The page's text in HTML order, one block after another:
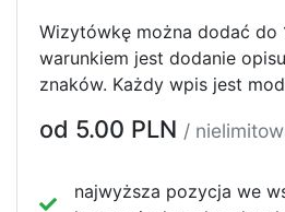
Wizytówkę można dodać do
warunkiem jest dodanie
znaków. Każdy wpis jest
od 5.00 PLN /
najwyższa pozycja we